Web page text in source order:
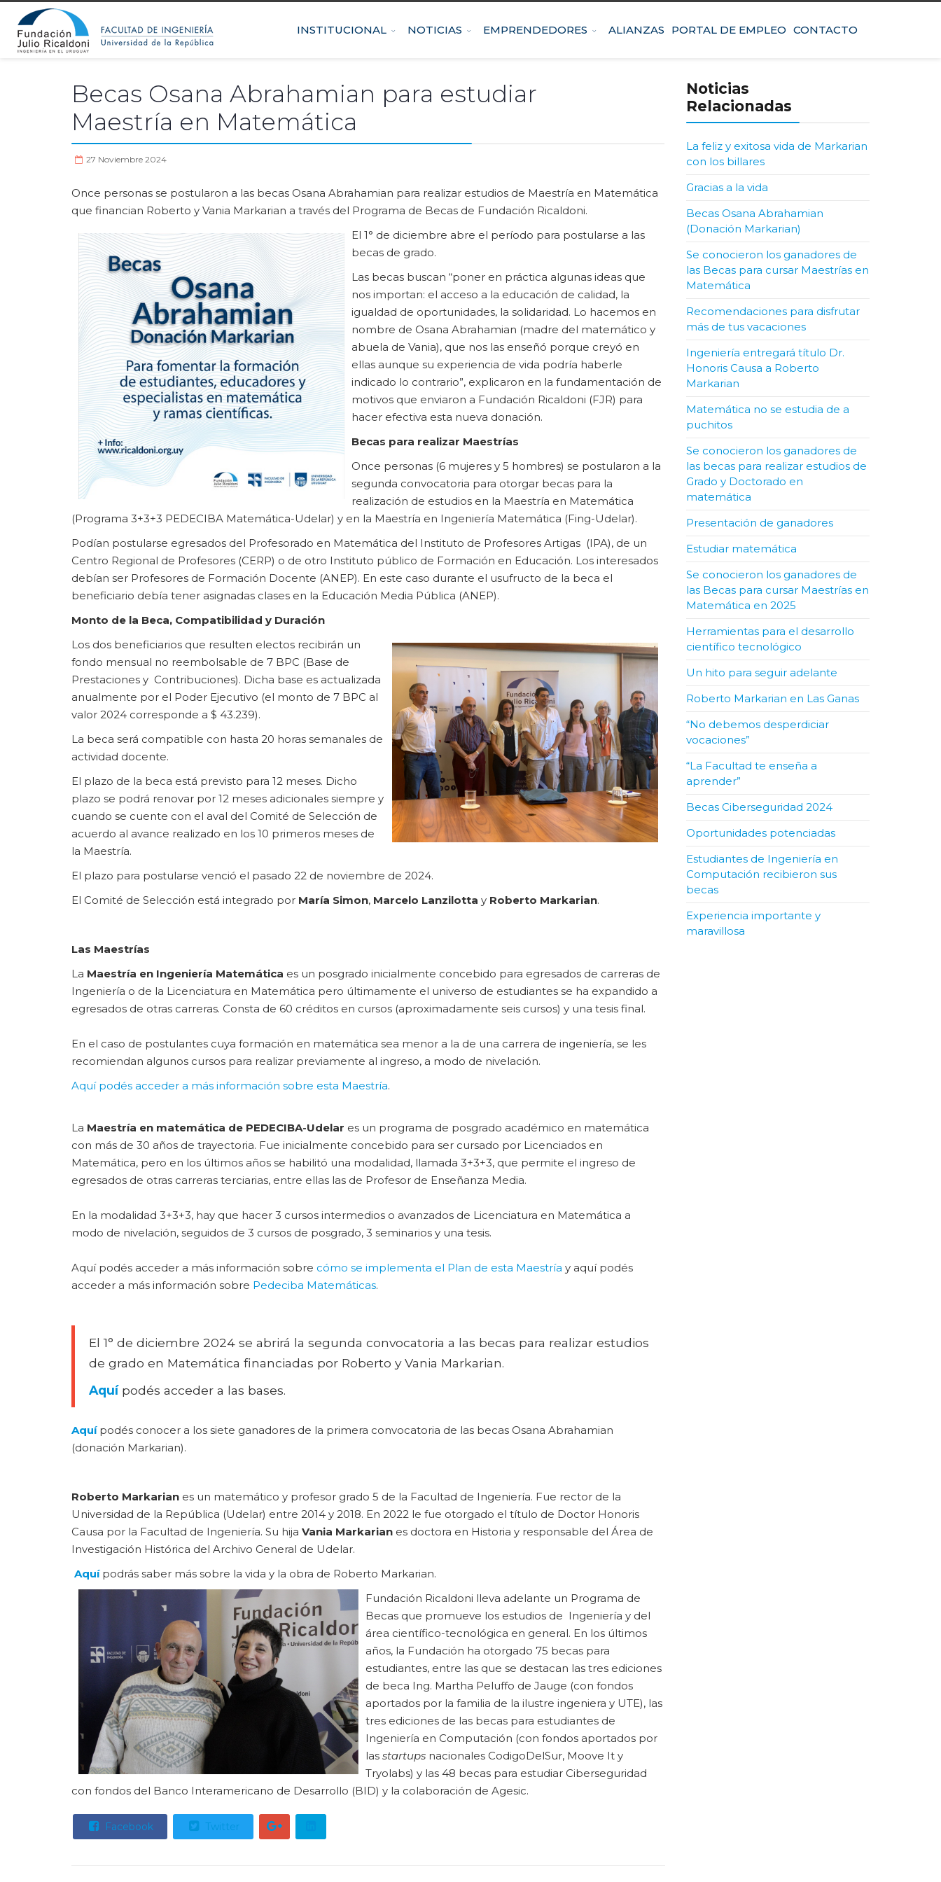
INSTITUCIONAL NOTICIAS EMPRENDEDORES ALIANZAS PORTAL DE EMPLEO CONTACTO
Becas Osana Abrahamian para estudiar
Maestría en Matemática
27 Noviembre 2024
Once personas se postularon a las becas Osana Abrahamian para realizar estudios de Maestría en Matemática
que financian Roberto y Vania Markarian a través del Programa de Becas de Fundación Ricaldoni.
El 1° de diciembre abre el período para postularse a las
becas de grado.
Las becas buscan “poner en práctica algunas ideas que
nos importan: el acceso a la educación de calidad, la
igualdad de oportunidades, la solidaridad. Lo hacemos en
nombre de Osana Abrahamian (madre del matemático y
abuela de Vania), que nos las enseñó porque creyó en
ellas aunque su experiencia de vida podría haberle
indicado lo contrario”, explicaron en la fundamentación de
motivos que enviaron a Fundación Ricaldoni (FJR) para
hacer efectiva esta nueva donación.
Becas para realizar Maestrías
Once personas (6 mujeres y 5 hombres) se postularon a la
segunda convocatoria para otorgar becas para la
realización de estudios en la Maestría en Matemática
(Programa 3+3+3 PEDECIBA Matemática-Udelar) y en la Maestría en Ingeniería Matemática (Fing-Udelar).
Podían postularse egresados del Profesorado en Matemática del Instituto de Profesores Artigas (IPA), de un
Centro Regional de Profesores (CERP) o de otro Instituto público de Formación en Educación. Los interesados
debían ser Profesores de Formación Docente (ANEP). En este caso durante el usufructo de la beca el
beneficiario debía tener asignadas clases en la Educación Media Pública (ANEP).
Monto de la Beca, Compatibilidad y Duración
Los dos beneficiarios que resulten electos recibirán un
fondo mensual no reembolsable de 7 BPC (Base de
Prestaciones y Contribuciones). Dicha base es actualizada
anualmente por el Poder Ejecutivo (el monto de 7 BPC al
valor 2024 corresponde a $ 43.239).
La beca será compatible con hasta 20 horas semanales de
actividad docente.
El plazo de la beca está previsto para 12 meses. Dicho
plazo se podrá renovar por 12 meses adicionales siempre y
cuando se cuente con el aval del Comité de Selección de
acuerdo al avance realizado en los 10 primeros meses de
la Maestría.
El plazo para postularse venció el pasado 22 de noviembre de 2024.
El Comité de Selección está integrado por María Simon, Marcelo Lanzilotta y Roberto Markarian.
Las Maestrías
La Maestría en Ingeniería Matemática es un posgrado inicialmente concebido para egresados de carreras de
Ingeniería o de la Licenciatura en Matemática pero últimamente el universo de estudiantes se ha expandido a
egresados de otras carreras. Consta de 60 créditos en cursos (aproximadamente seis cursos) y una tesis final.
En el caso de postulantes cuya formación en matemática sea menor a la de una carrera de ingeniería, se les
recomiendan algunos cursos para realizar previamente al ingreso, a modo de nivelación.
Aquí podés acceder a más información sobre esta Maestría.
La Maestría en matemática de PEDECIBA-Udelar es un programa de posgrado académico en matemática
con más de 30 años de trayectoria. Fue inicialmente concebido para ser cursado por Licenciados en
Matemática, pero en los últimos años se habilitó una modalidad, llamada 3+3+3, que permite el ingreso de
egresados de otras carreras terciarias, entre ellas las de Profesor de Enseñanza Media.
En la modalidad 3+3+3, hay que hacer 3 cursos intermedios o avanzados de Licenciatura en Matemática a
modo de nivelación, seguidos de 3 cursos de posgrado, 3 seminarios y una tesis.
Aquí podés acceder a más información sobre cómo se implementa el Plan de esta Maestría y aquí podés
acceder a más información sobre Pedeciba Matemáticas.
El 1° de diciembre 2024 se abrirá la segunda convocatoria a las becas para realizar estudios
de grado en Matemática financiadas por Roberto y Vania Markarian.
Aquí podés acceder a las bases.
Aquí podés conocer a los siete ganadores de la primera convocatoria de las becas Osana Abrahamian
(donación Markarian).
Roberto Markarian es un matemático y profesor grado 5 de la Facultad de Ingeniería. Fue rector de la
Universidad de la República (Udelar) entre 2014 y 2018. En 2022 le fue otorgado el título de Doctor Honoris
Causa por la Facultad de Ingeniería. Su hija Vania Markarian es doctora en Historia y responsable del Área de
Investigación Histórica del Archivo General de Udelar.
Aquí podrás saber más sobre la vida y la obra de Roberto Markarian.
Fundación Ricaldoni lleva adelante un Programa de
Becas que promueve los estudios de Ingeniería y del
área científico-tecnológica en general. En los últimos
años, la Fundación ha otorgado 75 becas para
estudiantes, entre las que se destacan las tres ediciones
de beca Ing. Martha Peluffo de Jauge (con fondos
aportados por la familia de la ilustre ingeniera y UTE), las
tres ediciones de las becas para estudiantes de
Ingeniería en Computación (con fondos aportados por
las startups nacionales CodigoDelSur, Moove It y
Tryolabs) y las 48 becas para estudiar Ciberseguridad
con fondos del Banco Interamericano de Desarrollo (BID) y la colaboración de Agesic.
Facebook Twitter
Noticias
Relacionadas
La feliz y exitosa vida de Markarian
con los billares
Gracias a la vida
Becas Osana Abrahamian
(Donación Markarian)
Se conocieron los ganadores de
las Becas para cursar Maestrías en
Matemática
Recomendaciones para disfrutar
más de tus vacaciones
Ingeniería entregará título Dr.
Honoris Causa a Roberto
Markarian
Matemática no se estudia de a
puchitos
Se conocieron los ganadores de
las becas para realizar estudios de
Grado y Doctorado en
matemática
Presentación de ganadores
Estudiar matemática
Se conocieron los ganadores de
las Becas para cursar Maestrías en
Matemática en 2025
Herramientas para el desarrollo
científico tecnológico
Un hito para seguir adelante
Roberto Markarian en Las Ganas
“No debemos desperdiciar
vocaciones”
“La Facultad te enseña a
aprender”
Becas Ciberseguridad 2024
Oportunidades potenciadas
Estudiantes de Ingeniería en
Computación recibieron sus
becas
Experiencia importante y
maravillosa